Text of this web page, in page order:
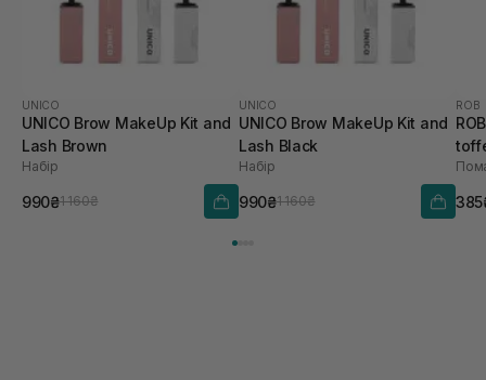
UNICO
UNICO Brow MakeUp Kit and
Lash Brown
Набір
990₴1 160₴
UNICO
UNICO Brow MakeUp Kit and
Lash Black
Набір
990₴1 160₴
ROB